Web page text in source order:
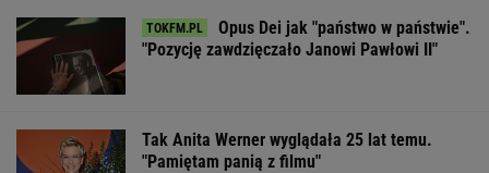
Opus Dei jak "państwo w państwie".
"Pozycję zawdzięczało Janowi Pawłowi II"
Tak Anita Werner wyglądała 25 lat temu.
"Pamiętam panią z filmu"